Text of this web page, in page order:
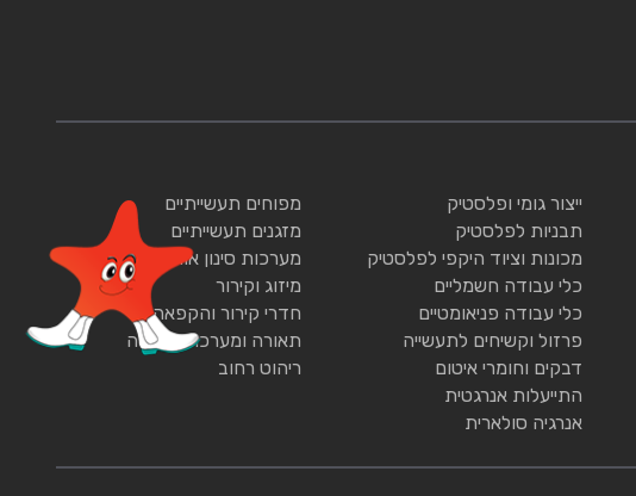
ייצור גומי ופלסטיק
תבניות לפלסטיק
מכונות וציוד היקפי לפלסטיק
כלי עבודה חשמליים
כלי עבודה פניאומטיים
פרזול וקשיחים לתעשייה
דבקים וחומרי איטום
התייעלות אנרגטית
אנרגיה סולארית
מפוחים תעשייתיים
מזגנים תעשייתיים
מערכות סינון אוויר
מיזוג וקירור
חדרי קירור והקפאה
תאורה ומערכות תאורה
ריהוט רחוב